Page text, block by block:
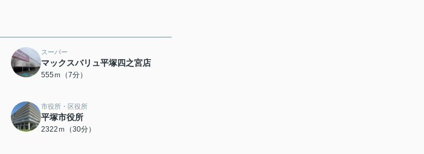
スーパー
マックスバリュ平塚四之宮店
555ｍ（7分）
市役所・区役所
平塚市役所
2322ｍ（30分）